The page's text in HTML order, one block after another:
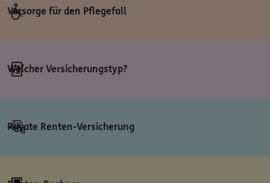
Vorsorge für den Pflegefall
Welcher Versicherungstyp?
Private Renten-Versicherung